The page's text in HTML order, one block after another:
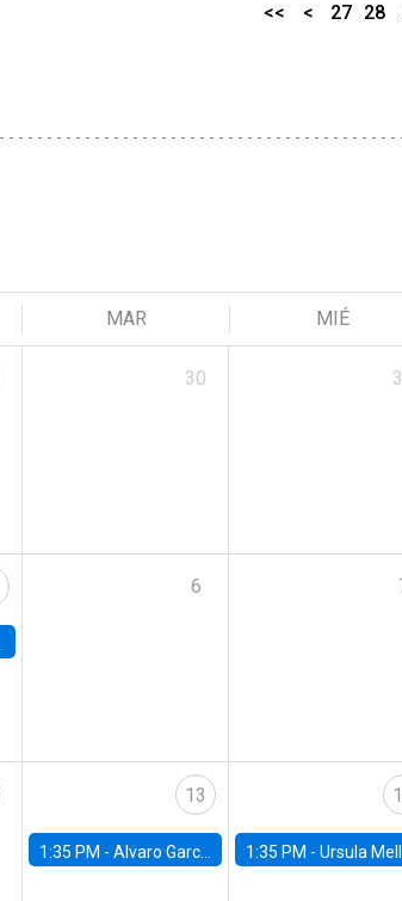
<< < 27 28
MAR MIÉ
30
6
13
1:35 PM - Alvaro Garcia-Marin, Universidad de Los Andes 1:35 PM -Ursula Mello, Insper - Institute of Education and Research